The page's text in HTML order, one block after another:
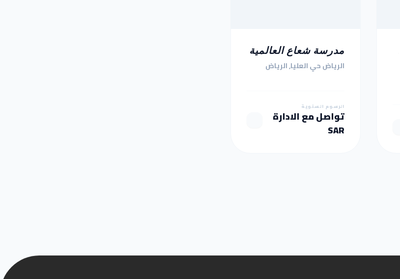
مدرسة شعاع العالمية
الرياض حي العليا, الرياض
الرسوم السنوية
تواصل مع الادارة
SAR